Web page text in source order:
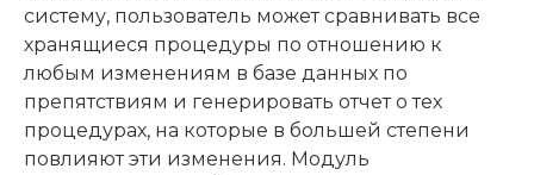
систему, пользователь может сравнивать все
хранящиеся процедуры по отношению к
любым изменениям в базе данных по
препятствиям и генерировать отчет о тех
процедурах, на которые в большей степени
повлияют эти изменения. Модуль